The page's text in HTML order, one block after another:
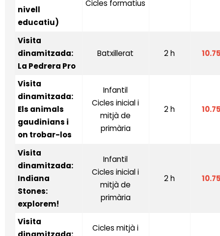
nivell
educatiu)
Cicles formatius
Visita
dinamitzada:
La Pedrera Pro
Batxillerat 2 h
Visita
dinamitzada:
Els animals
gaudinians i
on trobar-los
Infantil
Cicles inicial i
mitjà de
primària
2 h
Visita
dinamitzada:
Indiana
Stones:
explorem!
Infantil
Cicles inicial i
mitjà de
primària
2 h
Visita
Cicles mitjà i